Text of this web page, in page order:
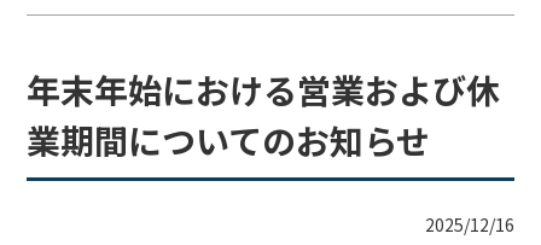
年末年始における営業および休
業期間についてのお知らせ
2025/12/16